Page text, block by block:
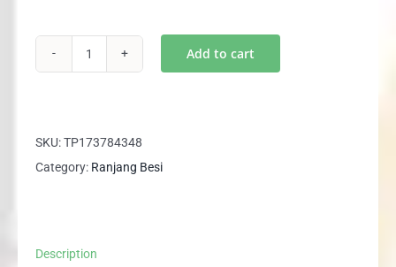
SAKURA
(180x200CM)
Add to cart
SKU:TP173784348
Category: Ranjang Besi
Description